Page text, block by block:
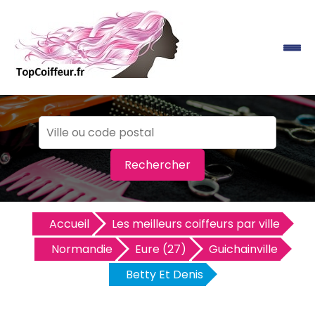
Rechercher
Accueil
Les meilleurs coiffeurs par ville
Normandie
Eure (27)
Guichainville
Betty Et Denis